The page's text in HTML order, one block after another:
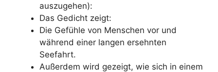
auszugehen):
Das Gedicht zeigt:
Die Gefühle von Menschen vor und
während einer langen ersehnten
Seefahrt.
Außerdem wird gezeigt, wie sich in einem